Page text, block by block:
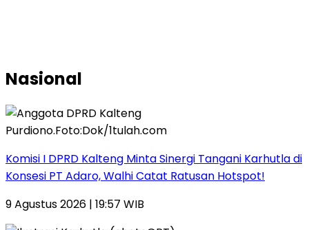
Nasional
Komisi I DPRD Kalteng Minta Sinergi Tangani Karhutla di
Konsesi PT Adaro, Walhi Catat Ratusan Hotspot!
9 Agustus 2026 | 19:57 WIB